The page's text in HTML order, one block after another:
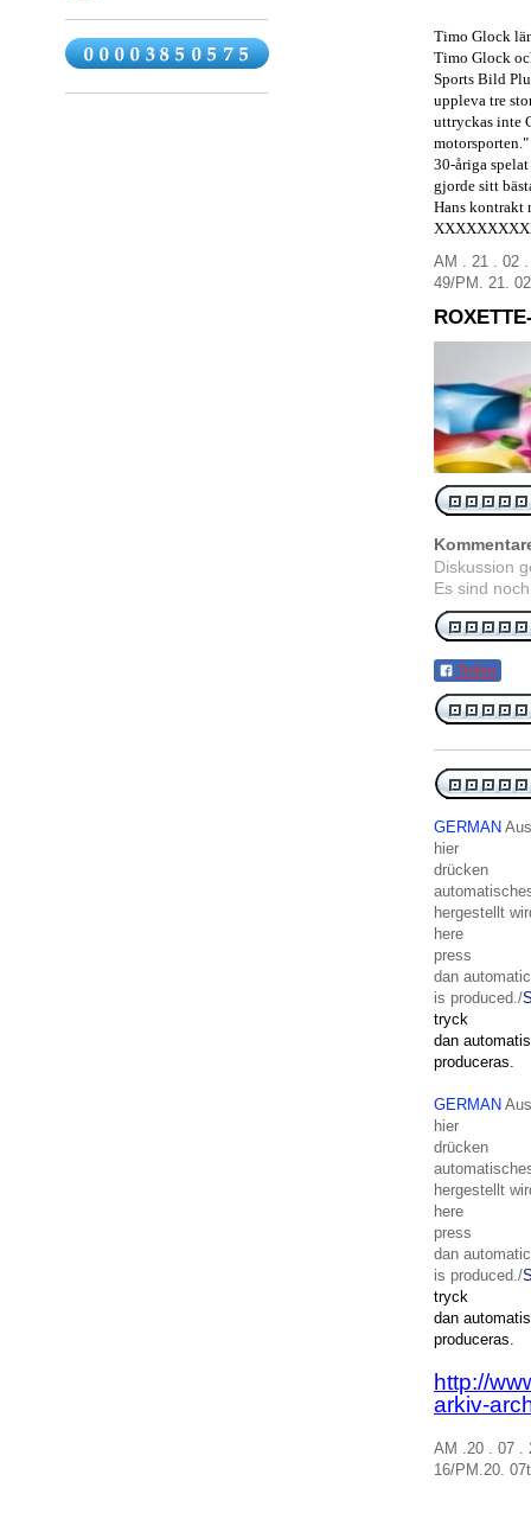
Timo Glock
Timo Glock
Sports Bild
uppleva tre
uttryckas inte
motorsporten."
30-åriga spelat
gjorde sitt
Hans kontrakt
AM . 21 . 02
49/PM. 21. 02
Diskussion
Es sind
Teilen
GERMAN
hier
drücken
hergestellt
here
press
dan automatic
is produced./
tryck
dan
produceras.
GERMAN
hier
drücken
hergestellt
here
press
dan automatic
is produced./
tryck
dan
produceras.
http://
arkiv-
AM .20 . 07 .
16/PM .20.